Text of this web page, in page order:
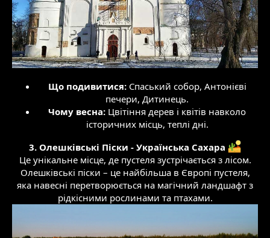
Що подивитися:Спаський собор, Антонієві
печери, Дитинець.​
Чому весна: Цвітіння дерев і квітів навколо
історичних місць, теплі дні.​
3. Олешківські Піски - Українська Сахара
Це унікальне місце, де пустеля зустрічається з лісом.
Олешківські піски – це найбільша в Європі пустеля,
яка навесні перетворюється на магічний ландшафт з
рідкісними рослинами та птахами.